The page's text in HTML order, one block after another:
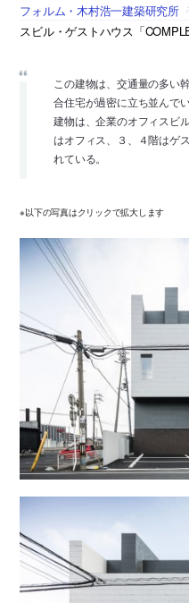
フォルム・木村浩一建築研究所
スビル・ゲストハウス「
この建物は、交通量の多い
合住宅が過密に立ち並んでい
建物は、企業のオフィスビ
はオフィス、３、４階はゲ
れている。
※以下の写真はクリックで拡大します